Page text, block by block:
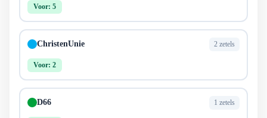
Voor: 5
ChristenUnie 2 zetels
Voor: 2
D66 1 zetels